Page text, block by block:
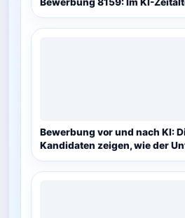
Bewerbung vor und nach KI:
Kandidaten zeigen, wie der